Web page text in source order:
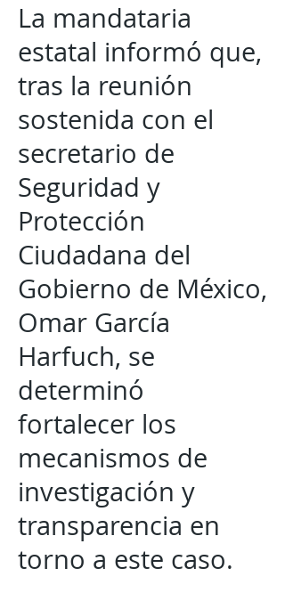
La mandataria
estatal informó que,
tras la reunión
sostenida con el
secretario de
Seguridad y
Protección
Ciudadana del
Gobierno de México,
Omar García
Harfuch, se
determinó
fortalecer los
mecanismos de
investigación y
transparencia en
torno a este caso.